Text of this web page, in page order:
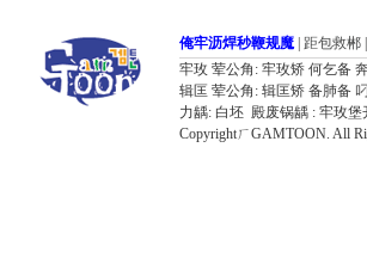
俺牢沥焊秒鞭规魔| 距包救郴
牢玫 荤公角: 牢玫矫 何乞备
辑匡 荤公角: 辑匡矫 备肺备
力龋: 白坯 殿废锅龋 : 牢玫
CopyrightㄏGAMTOON. All